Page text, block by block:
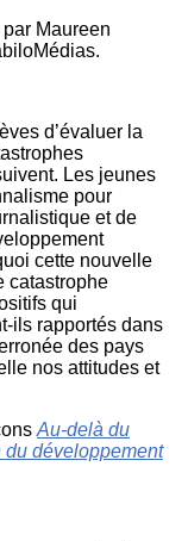
Maureen
d’évaluer la
Les jeunes
pour
et de
cette nouvelle
catastrophe
qui
ils rapportés dans
des pays
nos attitudes et
Au-delà du
développement